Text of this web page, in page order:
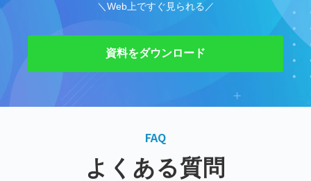
＼Web上ですぐ見られる／
資料をダウンロード
FAQ
よくある質問